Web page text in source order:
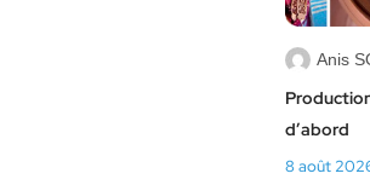
Anis
d’abord
8 août